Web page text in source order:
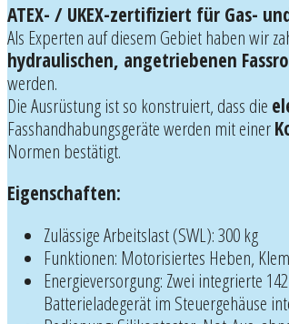
ATEX- / UKEX-zertifiziert für Gas-
Als Experten auf diesem Gebiet haben wir
hydraulischen, angetriebenen
werden.
Die Ausrüstung ist so konstruiert, dass die
Fasshandhabungsgeräte werden mit einer
Normen bestätigt.
Eigenschaften:
Zulässige Arbeitslast (SWL): 300 kg
Funktionen: Motorisiertes Heben,
Energieversorgung: Zwei integrierte
Batterieladegerät im Steuergehäuse